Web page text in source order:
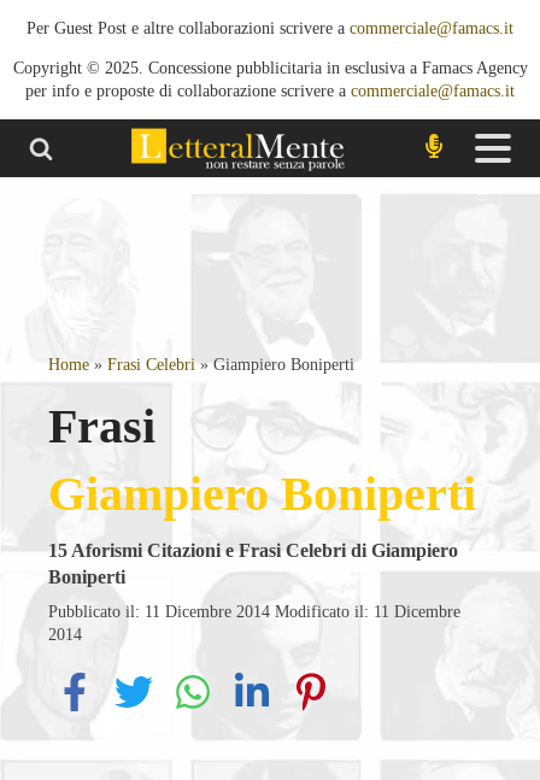
Per Guest Post e altre collaborazioni scrivere a commerciale@famacs.it
Copyright © 2025. Concessione pubblicitaria in esclusiva a Famacs Agency
per info e proposte di collaborazione scrivere a commerciale@famacs.it
Home » Frasi Celebri »Giampiero Boniperti
Frasi
Giampiero Boniperti
15 Aforismi Citazioni e Frasi Celebri di Giampiero
Boniperti
Pubblicato il: 11 Dicembre 2014 Modificato il: 11 Dicembre
2014